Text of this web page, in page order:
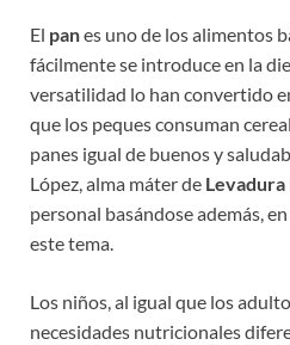
El panes uno de los alimentos
fácilmente se introduce en la
versatilidad lo han convertido
que los peques consuman
panes igual de buenos y
López, alma máter de
personal basándose además,
este tema.
Los niños, al igual que los
necesidades nutricionales